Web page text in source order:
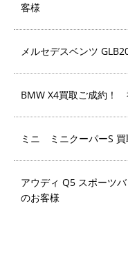
客様
メルセデスベンツ
BMW X4買取ご成約！
ミニ ミニクーパーS
アウディ Q5 スポーツ
のお客様